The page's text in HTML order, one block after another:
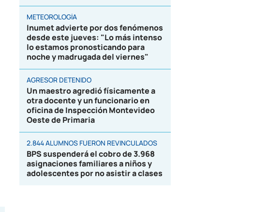
METEOROLOGÍA
Inumet advierte por dos fenómenos
desde este jueves: "Lo más intenso
lo estamos pronosticando para
noche y madrugada del viernes"
AGRESOR DETENIDO
Un maestro agredió físicamente a
otra docente y un funcionario en
oficina de Inspección Montevideo
Oeste de Primaria
2.844 ALUMNOS FUERON REVINCULADOS
BPS suspenderá el cobro de 3.968
asignaciones familiares a niños y
adolescentes por no asistir a clases